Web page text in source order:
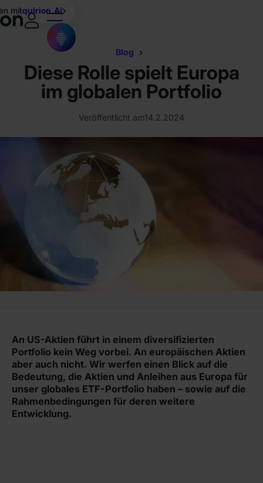
mitquirion.Ai
Blog
Diese Rolle spielt Europa
im globalen Portfolio
Veröffentlicht am14.2.2024
An US-Aktien führt in einem diversifizierten
Portfolio kein Weg vorbei. An europäischen Aktien
aber auch nicht. Wir werfen einen Blick auf die
Bedeutung, die Aktien und Anleihen aus Europa für
unser globales ETF-Portfolio haben – sowie auf die
Rahmenbedingungen für deren weitere
Entwicklung.